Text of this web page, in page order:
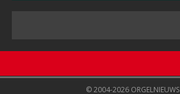
© 2004-2026 ORGELNIEUWS